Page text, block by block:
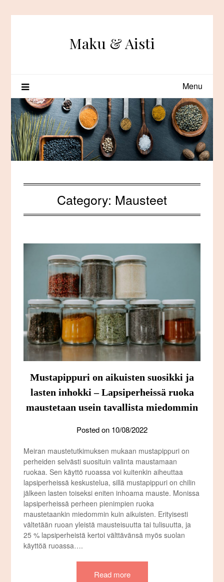
Maku & Aisti
Menu
Category: Mausteet
Mustapippuri on aikuisten suosikki ja
lasten inhokki – Lapsiperheissä ruoka
maustetaan usein tavallista miedommin
Posted on 10/08/2022
Meiran maustetutkimuksen mukaan mustapippuri on
perheiden selvästi suosituin valinta maustamaan
ruokaa. Sen käyttö ruoassa voi kuitenkin aiheuttaa
lapsiperheissä keskustelua, sillä mustapippuri on chilin
jälkeen lasten toiseksi eniten inhoama mauste. Monissa
lapsiperheissä perheen pienimpien ruoka
maustetaankin miedommin kuin aikuisten. Erityisesti
vältetään ruoan yleistä mausteisuutta tai tulisuutta, ja
25 % lapsiperheistä kertoi välttävänsä myös suolan
käyttöä ruoassa….
Read more